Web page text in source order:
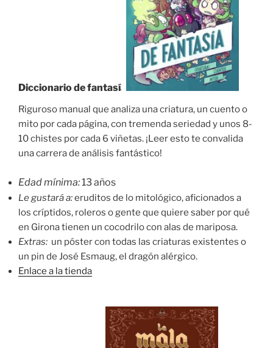
Diccionario de fantasía
Riguroso manual que analiza una criatura, un cuento o
mito por cada página, con tremenda seriedad y unos 8-
10 chistes por cada 6 viñetas. ¡Leer esto te convalida
una carrera de análisis fantástico!
Edad mínima: 13 años
Le gustará a:eruditos de lo mitológico, aficionados a
los críptidos, roleros o gente que quiere saber por qué
en Girona tienen un cocodrilo con alas de mariposa.
Extras: un póster con todas las criaturas existentes o
un pin de José Esmaug, el dragón alérgico.
Enlace a la tienda